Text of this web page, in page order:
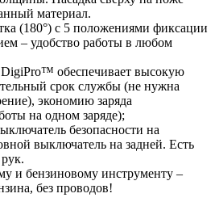
материал.
(180°) с 5 положениями фиксации
– удобство работы в любом
обеспечивает высокую
срок службы (не нужна
экономию заряда
на одном заряде);
безопасности на
выключатель на задней. Есть
и бензиновому инструменту –
без проводов!